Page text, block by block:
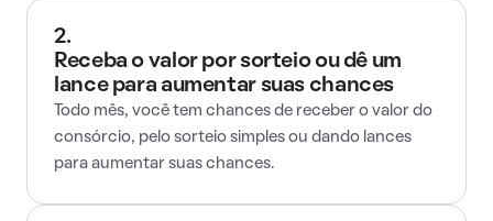
2.
Receba o valor por sorteio ou dê um
lance para aumentar suas chances
Todo mês, você tem chances de receber o valor do
consórcio, pelo sorteio simples ou dando lances
para aumentar suas chances.